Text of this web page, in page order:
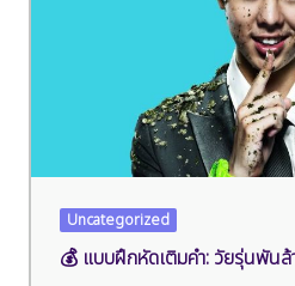
Uncategorized
💰 แบบฝึกหัดเติมคำ: วัยรุ่นพัน